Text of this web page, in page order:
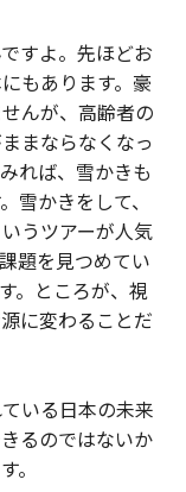
すよ。先ほどお
もあります。豪
んが、高齢者の
まならなくなっ
れば、雪かきも
雪かきをして、
うツアーが人気
題を見つめてい
。ところが、視
に変わることだ
いる日本の未来
るのではないか
。